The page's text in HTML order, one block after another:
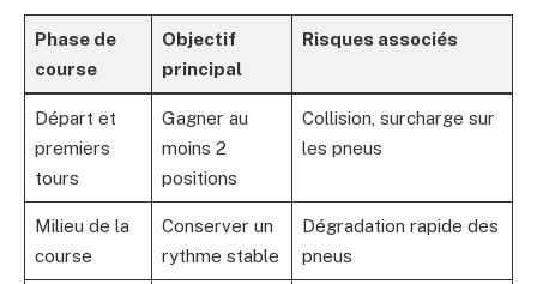
Phase de
course
Objectif
principal
Risques associés
Départ et
premiers
tours
Gagner au
moins 2
positions
Collision, surcharge sur
les pneus
Milieu de la
course
Conserver un
rythme stable
Dégradation rapide des
pneus